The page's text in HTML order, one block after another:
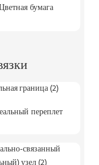
бумага
переплет